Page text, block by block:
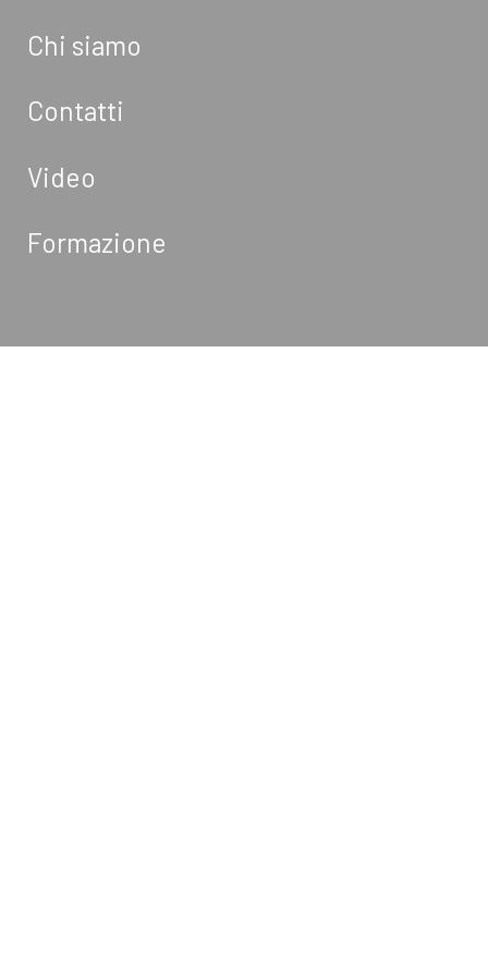
Chi siamo
Contatti
Video
Formazione